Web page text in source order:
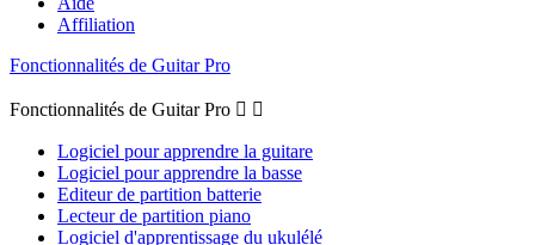
Affiliation
Fonctionnalités de Guitar Pro
Fonctionnalités de Guitar Pro  
Logiciel pour apprendre la guitare
Logiciel pour apprendre la basse
Editeur de partition batterie
Lecteur de partition piano
Logiciel d'apprentissage du ukulélé